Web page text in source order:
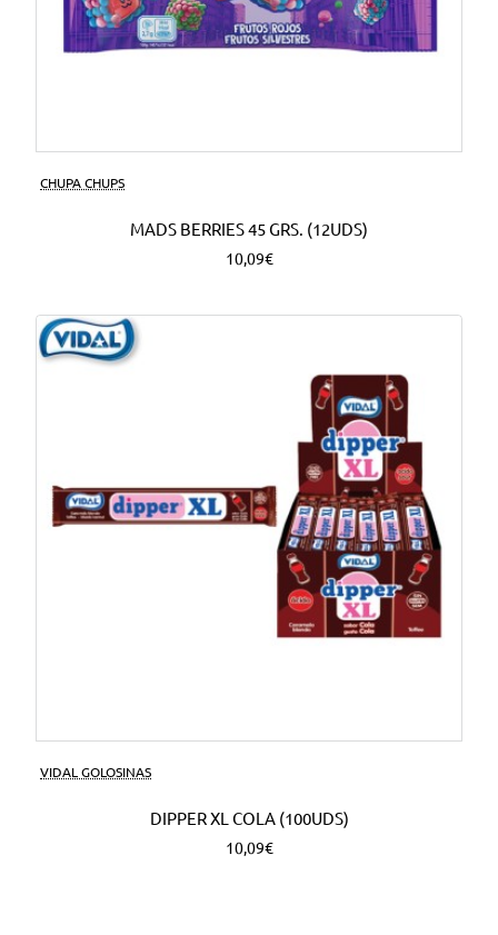
CHUPA CHUPS
MADS BERRIES 45 GRS. (12UDS)
10,09€
VIDAL GOLOSINAS
DIPPER XL COLA (100UDS)
10,09€